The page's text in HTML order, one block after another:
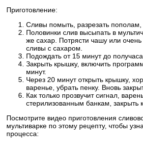
Приготовление:
Сливы помыть, разрезать пополам,
Половинки слив высыпать в
же сахар. Потрясти чашу или
сливы с сахаром.
Подождать от 15 минут до
Закрыть крышку, включить
минут.
Через 20 минут открыть крышку,
варенье, убрать пенку. Вновь
Как только прозвучит сигнал,
стерилизованным банкам, закрыть
Посмотрите видео приготовления
мультиварке по этому рецепту, чтобы
процесса: